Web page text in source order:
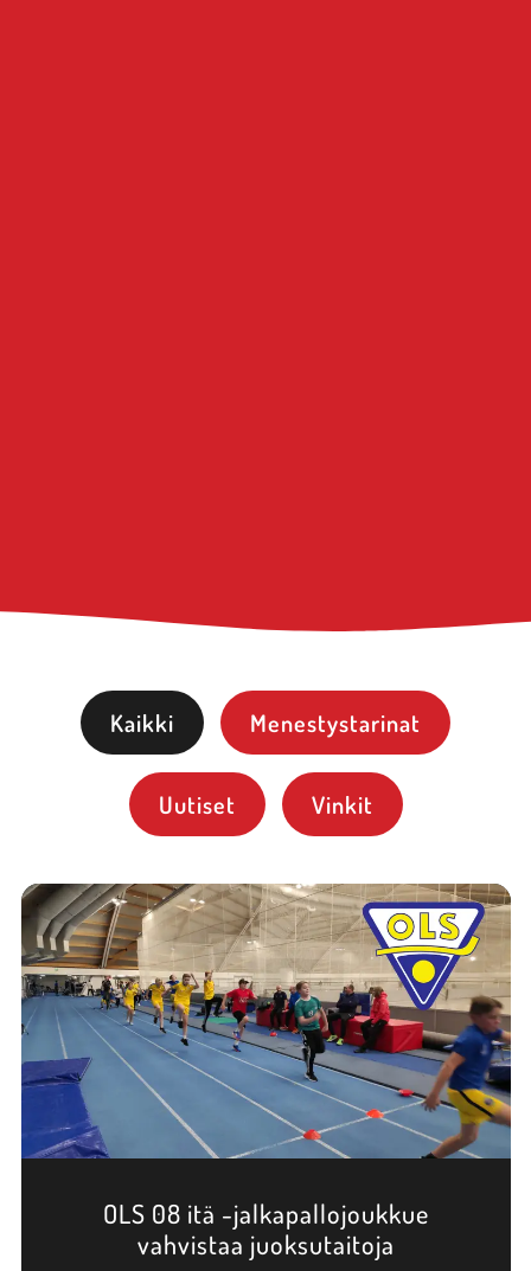
Kaikki Menestystarinat
Uutiset Vinkit
OLS 08 itä -jalkapallojoukkue
vahvistaa juoksutaitoja